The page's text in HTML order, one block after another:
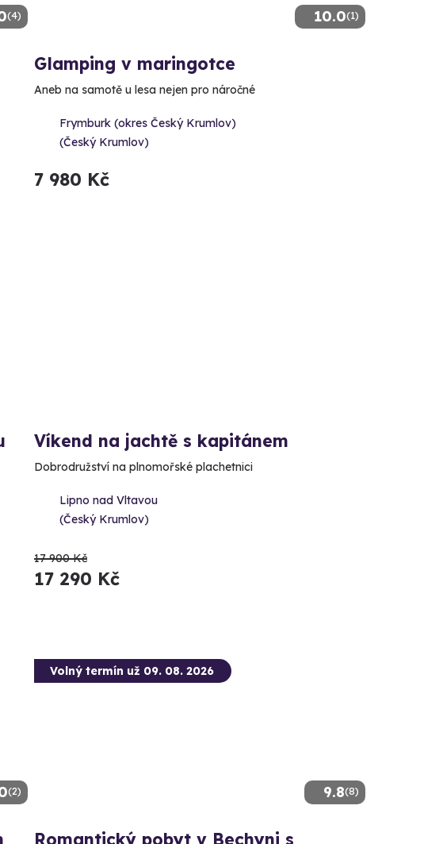
(4) 10.0(1)
Glamping v maringotce
Aneb na samotě u lesa nejen pro náročné
Frymburk (okres Český Krumlov)
(Český Krumlov)
7 980 Kč
Víkend na jachtě s kapitánem
Dobrodružství na plnomořské plachetnici
Lipno nad Vltavou
(Český Krumlov)
17 900 Kč
17 290 Kč
(2) 9.8(8)
Volný termín už 09. 08. 2026
Romantický pobyt v Bechyni s